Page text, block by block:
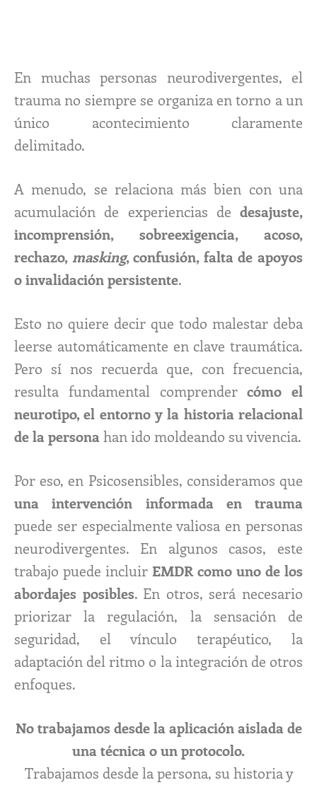
En muchas personas neurodivergentes, el
trauma no siempre se organiza en torno a un
único acontecimiento claramente
delimitado.
A menudo, se relaciona más bien con una
acumulación de experiencias de desajuste,
incomprensión, sobreexigencia, acoso,
rechazo, masking, confusión, falta de apoyos
o invalidación persistente.
Esto no quiere decir que todo malestar deba
leerse automáticamente en clave traumática.
Pero sí nos recuerda que, con frecuencia,
resulta fundamental comprendercómo el
neurotipo, el entorno y la historia relacional
de la persona han ido moldeando su vivencia.
Por eso, en Psicosensibles, consideramos que
una intervención informada en trauma
puede ser especialmente valiosa en personas
neurodivergentes. En algunos casos, este
trabajo puede incluir EMDR como uno de los
abordajes posibles. En otros, será necesario
priorizar la regulación, la sensación de
seguridad, el vínculo terapéutico, la
adaptación del ritmo o la integración de otros
enfoques.
No trabajamos desde la aplicación aislada de
una técnica o un protocolo.
Trabajamos desde la persona, su historia y